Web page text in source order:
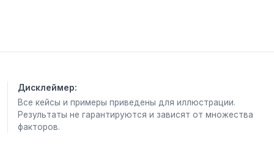
И больше не нужны «Откуда подписки бот» и
«Чаткиперы».
2. 2 бота для комментариев к постам .
Подробно писала
Дисклеймер:
Все кейсы и примеры приведены для иллюстрации.
Результаты не гарантируются и зависят от множества
факторов.